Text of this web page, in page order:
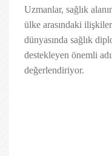
Uzmanlar, sağlık
ülke arasındaki
dünyasında sağlık
destekleyen önemli
değerlendiriyor.